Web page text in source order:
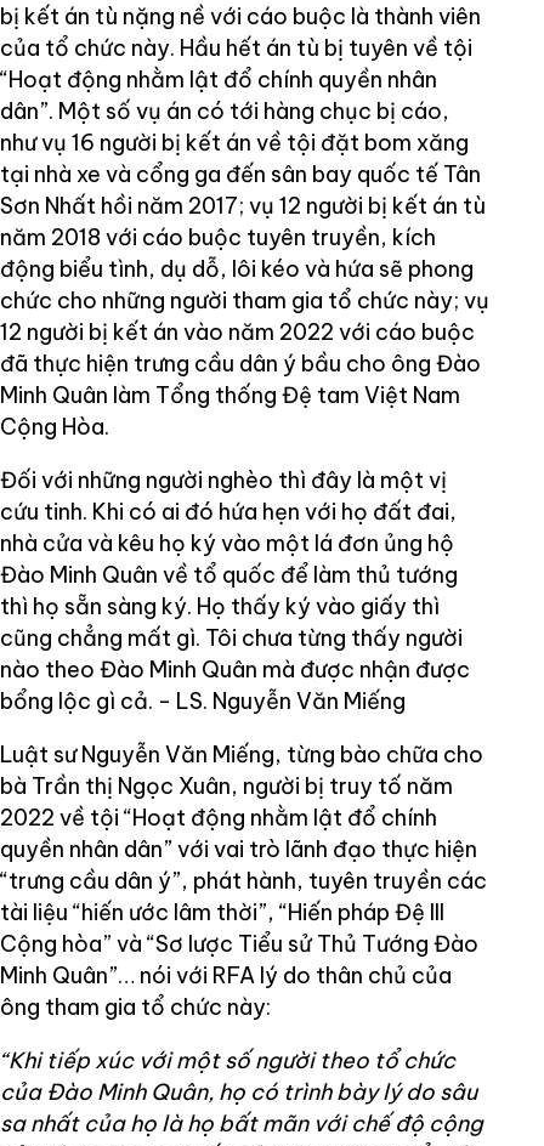
bị kết án tù nặng nề với cáo buộc là thành viên
của tổ chức này. Hầu hết án tù bị tuyên về tội
“Hoạt động nhằm lật đổ chính quyền nhân
dân”. Một số vụ án có tới hàng chục bị cáo,
như vụ 16 người bị kết án về tội đặt bom xăng
tại nhà xe và cổng ga đến sân bay quốc tế Tân
Sơn Nhất hồi năm 2017; vụ 12 người bị kết án tù
năm 2018 với cáo buộc tuyên truyền, kích
động biểu tình, dụ dỗ, lôi kéo và hứa sẽ phong
chức cho những người tham gia tổ chức này; vụ
12 người bị kết án vào năm 2022 với cáo buộc
đã thực hiện trưng cầu dân ý bầu cho ông Đào
Minh Quân làm Tổng thống Đệ tam Việt Nam
Cộng Hòa.
Đối với những người nghèo thì đây là một vị
cứu tinh. Khi có ai đó hứa hẹn với họ đất đai,
nhà cửa và kêu họ ký vào một lá đơn ủng hộ
Đào Minh Quân về tổ quốc để làm thủ tướng
thì họ sẵn sàng ký. Họ thấy ký vào giấy thì
cũng chẳng mất gì. Tôi chưa từng thấy người
nào theo Đào Minh Quân mà được nhận được
bổng lộc gì cả. - LS. Nguyễn Văn Miếng
Luật sư Nguyễn Văn Miếng, từng bào chữa cho
bà Trần thị Ngọc Xuân, người bị truy tố năm
2022 về tội “Hoạt động nhằm lật đổ chính
quyền nhân dân” với vai trò lãnh đạo thực hiện
“trưng cầu dân ý”, phát hành, tuyên truyền các
tài liệu “hiến ước lâm thời”, “Hiến pháp Đệ III
Cộng hòa” và “Sơ lược Tiểu sử Thủ Tướng Đào
Minh Quân”… nói với RFA lý do thân chủ của
ông tham gia tổ chức này:
“Khi tiếp xúc với một số người theo tổ chức
của Đào Minh Quân, họ có trình bày lý do sâu
sa nhất của họ là họ bất mãn với chế độ cộng